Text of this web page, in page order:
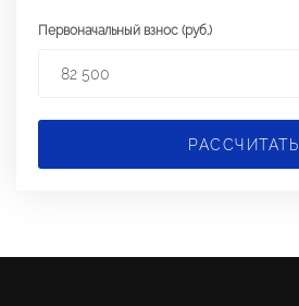
Первоначальный взнос (руб.)
РАССЧИТАТЬ